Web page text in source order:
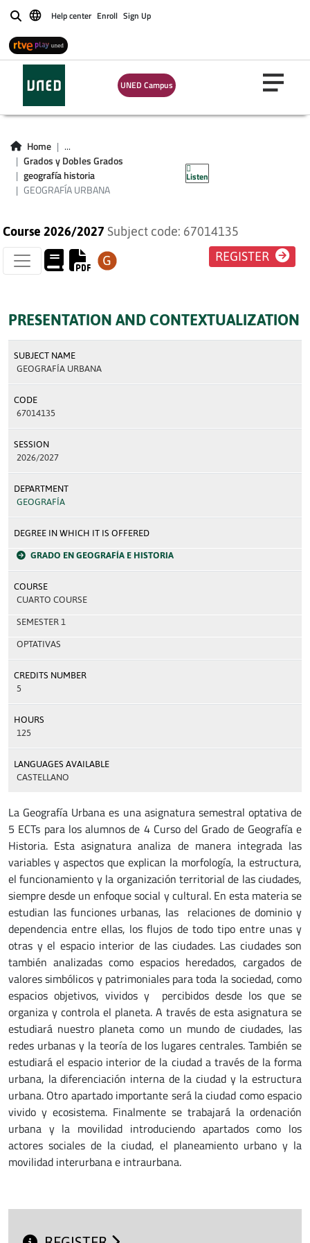
BuscarHelp center Enroll Sign Up
UNED Campus
Home
...
Grados y Dobles Grados
geografía historia
GEOGRAFÍA URBANA
Listen
GEOGRAFÍA
URBANA
Course 2026/2027 Subject code: 67014135
REGISTER
PRESENTATION AND CONTEXTUALIZATION
SUBJECT NAME
GEOGRAFÍA URBANA
CODE
67014135
SESSION
2026/2027
DEPARTMENT
GEOGRAFÍA
DEGREE IN WHICH IT IS OFFERED
GRADO EN GEOGRAFÍA E HISTORIA
COURSE
CUARTO COURSE
SEMESTER 1
OPTATIVAS
CREDITS NUMBER
5
HOURS
125
LANGUAGES AVAILABLE
CASTELLANO
La Geografía Urbana es una asignatura semestral optativa de
5 ECTs para los alumnos de 4 Curso del Grado de Geografía e
Historia. Esta asignatura analiza de manera integrada las
variables y aspectos que explican la morfología, la estructura,
el funcionamiento y la organización territorial de las ciudades,
siempre desde un enfoque social y cultural. En esta materia se
estudian las funciones urbanas, las relaciones de dominio y
dependencia entre ellas, los flujos de todo tipo entre unas y
otras y el espacio interior de las ciudades. Las ciudades son
también analizadas como espacios heredados, cargados de
valores simbólicos y patrimoniales para toda la sociedad, como
espacios objetivos, vividos y percibidos desde los que se
organiza y controla el planeta. A través de esta asignatura se
estudiará nuestro planeta como un mundo de ciudades, las
redes urbanas y la teoría de los lugares centrales. También se
estudiará el espacio interior de la ciudad a través de la forma
urbana, la diferenciación interna de la ciudad y la estructura
urbana. Otro apartado importante será la ciudad como espacio
vivido y ecosistema. Finalmente se trabajará la ordenación
urbana y la movilidad introduciendo apartados como los
actores sociales de la ciudad, el planeamiento urbano y la
movilidad interurbana e intraurbana.